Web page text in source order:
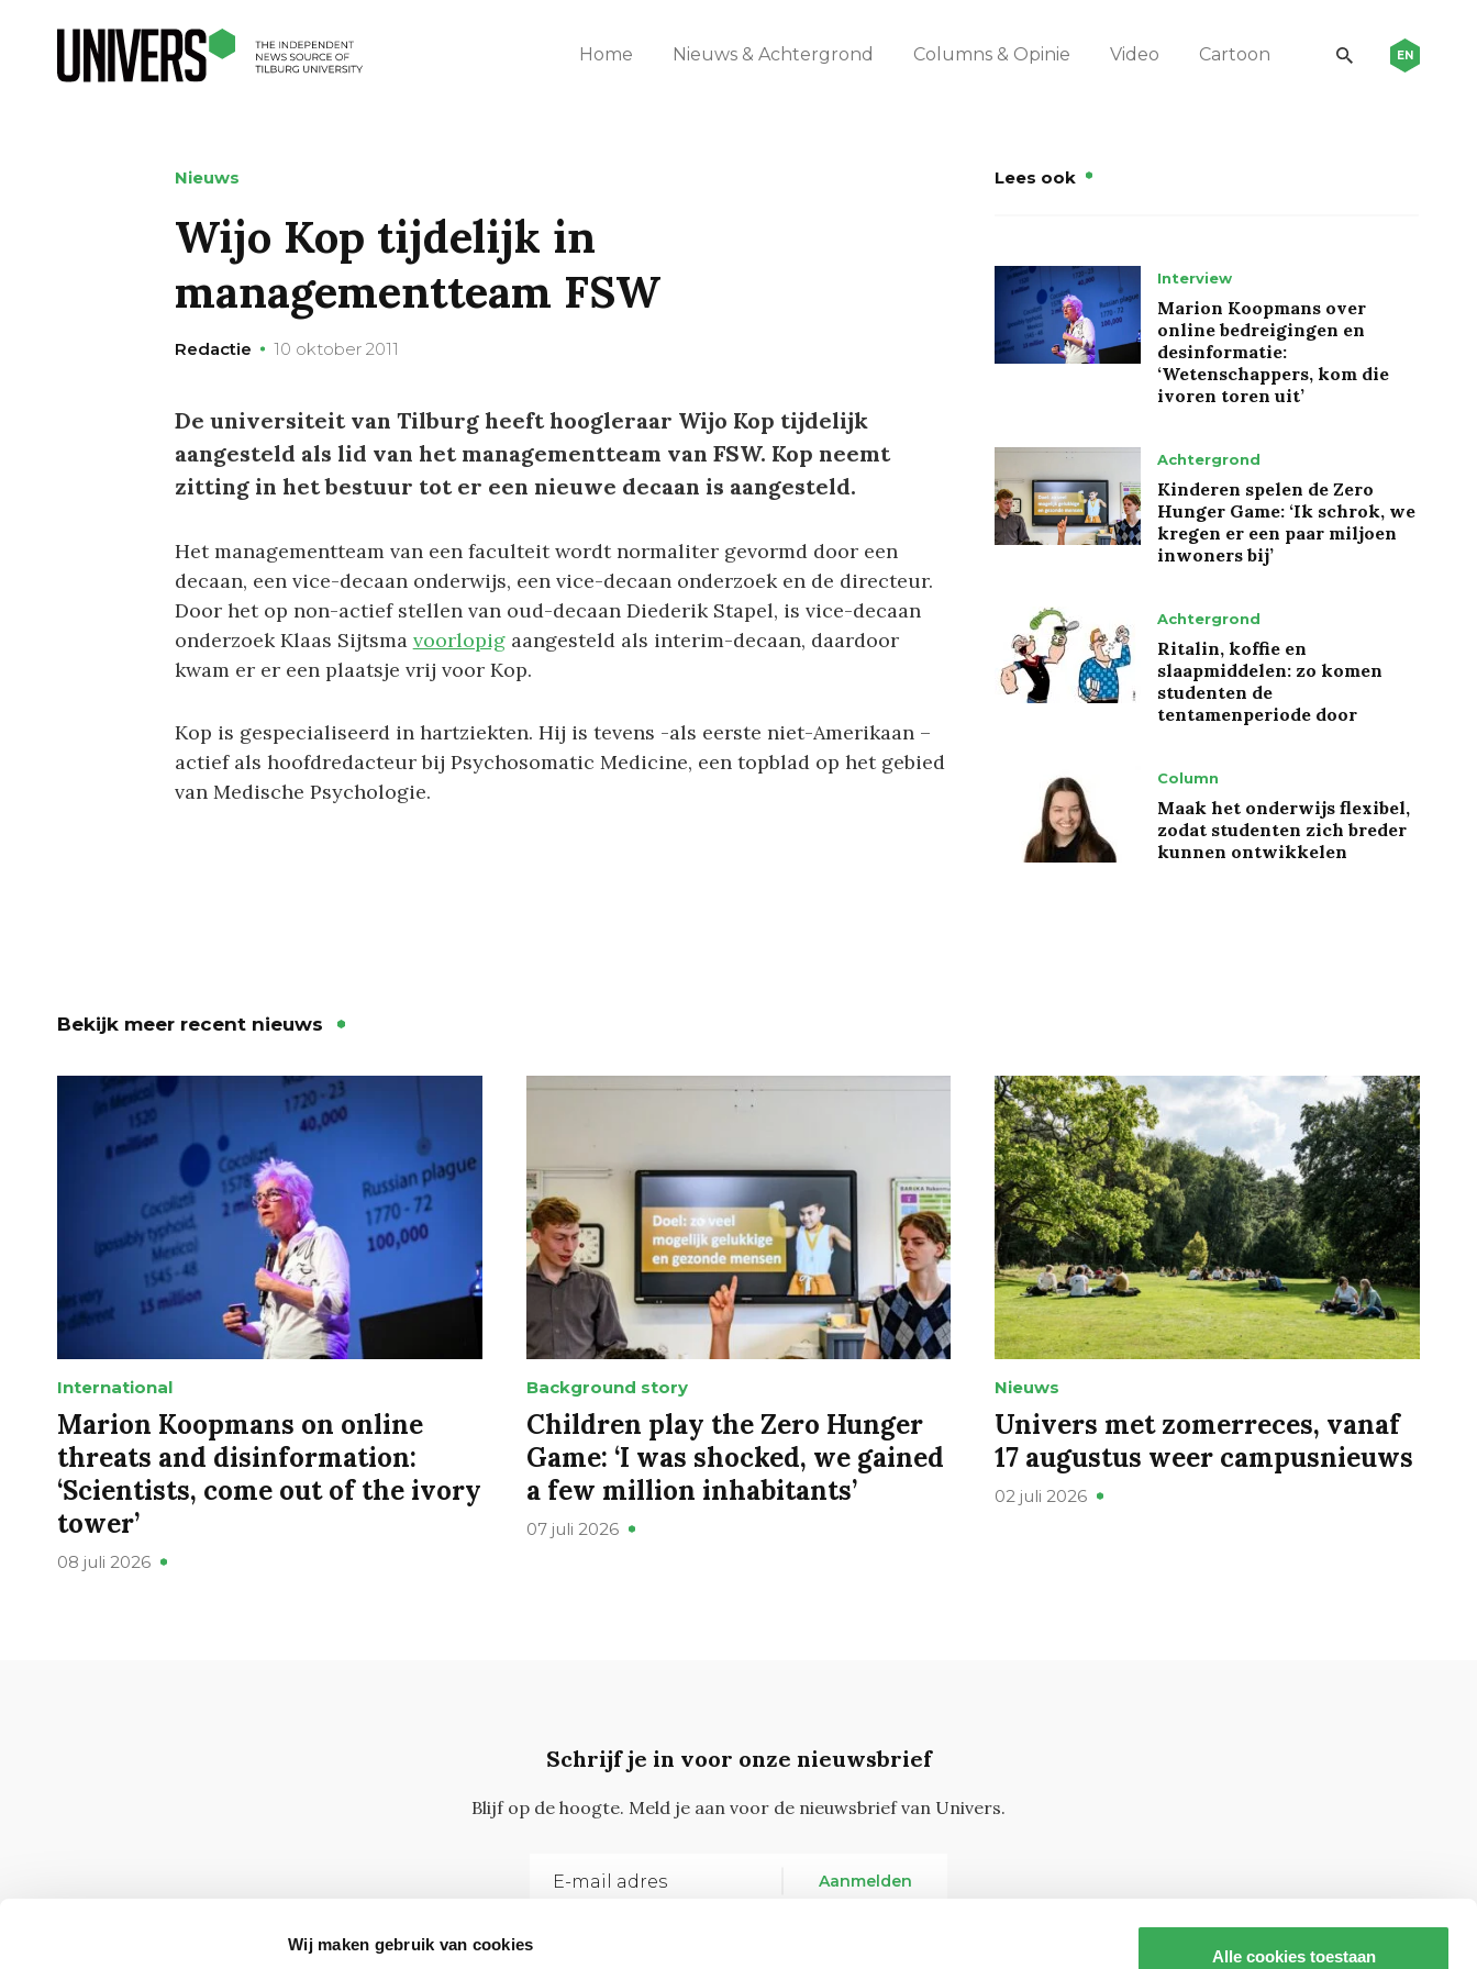
Wij maken gebruik van cookies
Alle cookies toestaan
Home Nieuws & Achtergrond Columns & Opinie Video Cartoon EN
Nieuws
Wijo Kop tijdelijk in
managementteam FSW
Redactie 10 oktober 2011
De universiteit van Tilburg heeft hoogleraar Wijo Kop tijdelijk
aangesteld als lid van het managementteam van FSW. Kop neemt
zitting in het bestuur tot er een nieuwe decaan is aangesteld.
Het managementteam van een faculteit wordt normaliter gevormd door een
decaan, een vice-decaan onderwijs, een vice-decaan onderzoek en de directeur.
Door het op non-actief stellen van oud-decaan Diederik Stapel, is vice-decaan
onderzoek Klaas Sijtsma voorlopigaangesteld als interim-decaan, daardoor
kwam er er een plaatsje vrij voor Kop.
Kop is gespecialiseerd in hartziekten. Hij is tevens -als eerste niet-Amerikaan –
actief als hoofdredacteur bij Psychosomatic Medicine, een topblad op het gebied
van Medische Psychologie.
Lees ook
Interview
Marion Koopmans over
online bedreigingen en
desinformatie:
‘Wetenschappers, kom die
ivoren toren uit’
Achtergrond
Kinderen spelen de Zero
Hunger Game: ‘Ik schrok, we
kregen er een paar miljoen
inwoners bij’
Achtergrond
Ritalin, koffie en
slaapmiddelen: zo komen
studenten de
tentamenperiode door
Column
Maak het onderwijs flexibel,
zodat studenten zich breder
kunnen ontwikkelen
Bekijk meer recent nieuws
International
Marion Koopmans on online
threats and disinformation:
‘Scientists, come out of the ivory
tower’
08 juli 2026
Background story
Children play the Zero Hunger
Game: ‘I was shocked, we gained
a few million inhabitants’
07 juli 2026
Nieuws
Univers met zomerreces, vanaf
17 augustus weer campusnieuws
02 juli 2026
Schrijf je in voor onze nieuwsbrief
Blijf op de hoogte. Meld je aan voor de nieuwsbrief van Univers.
Aanmelden